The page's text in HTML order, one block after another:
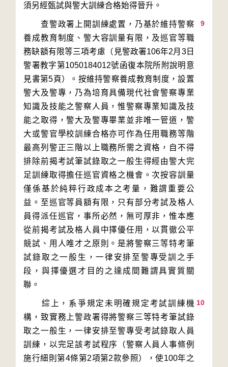
9
查警政署上開訓練處置，乃基於維持警察
養成教育制度、警大容訓量有限，及巡官等職
務缺額有限等三項考慮（見警政署106年2月3日
警署教字第1050184012號函復本院所附說明意
見書第5頁）。按維持警察養成教育制度，設置
警大及警專，乃為培育具備現代社會警察專業
知識及技能之警察人員，惟警察專業知識及技
能之取得，警大及警專畢業並非唯一管道，警
大或警官學校訓練合格亦可作為任用職務等階
最高列警正三階以上職務所需之資格，自不得
排除前揭考試筆試錄取之一般生得經由警大完
足訓練取得擔任巡官資格之機會。次按容訓量
僅係基於純粹行政成本之考量，難謂重要公
益。至巡官等員額有限，只有部分考試及格人
員得派任巡官，事所必然，無可厚非，惟本應
從前揭考試及格人員中擇優任用，以貫徹公平
競試、用人唯才之原則。是將警察三等特考筆
試錄取之一般生，一律安排至警專受訓之手
段，與擇優選才目的之達成間難謂具實質關
10
綜上，系爭規定未明確規定考試訓練機
構，致實務上警政署得將警察三等特考筆試錄
取之一般生，一律安排至警專受考試錄取人員
訓練，以完足該考試程序（警察人員人事條例
施行細則第4條第2項第2款參照），使100年之